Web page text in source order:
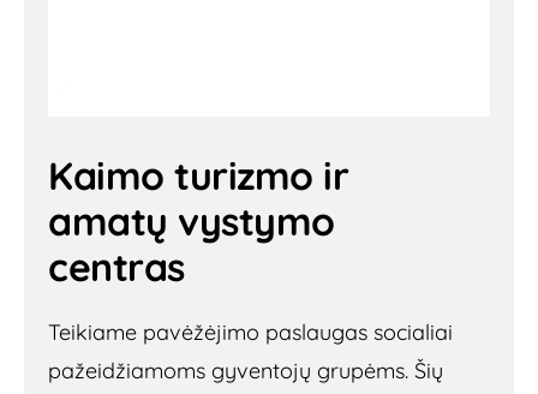
Kaimo turizmo ir
amatų vystymo
centras
Teikiame pavėžėjimo paslaugas socialiai
pažeidžiamoms gyventojų grupėms. Šių